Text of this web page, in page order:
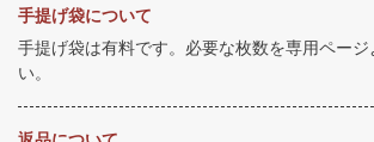
手提げ袋について
手提げ袋は有料です。必要な枚数を専用ページ
い。